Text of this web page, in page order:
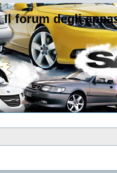
Il forum degli